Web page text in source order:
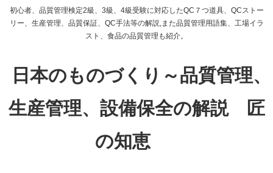
初心者、品質管理検定2級、3級、4級受験に対応したQC７つ道具、QCストー
リー、生産管理、品質保証、QC手法等の解説,また品質管理用語集、工場イラ
スト、食品の品質管理も紹介。
日本のものづくり～品質管理、
生産管理、設備保全の解説 匠
の知恵